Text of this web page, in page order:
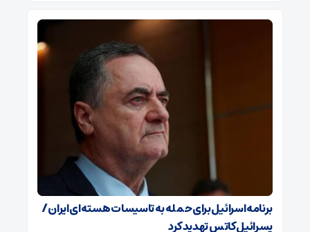
برنامه اسرائیل برای حمله به تاسیسات هسته‌ای ایران /
یسرائیل کاتس تهدید کرد